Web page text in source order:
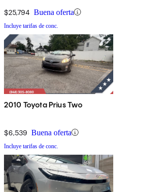
$25,794 Buena oferta
Incluye tarifas de conc.
2010 Toyota Prius Two
$6,539 Buena oferta
Incluye tarifas de conc.